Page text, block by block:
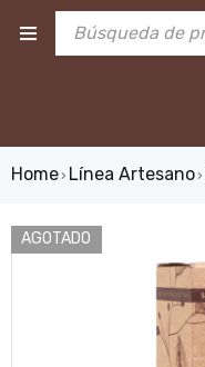
Home› Línea Artesano›
AGOTADO